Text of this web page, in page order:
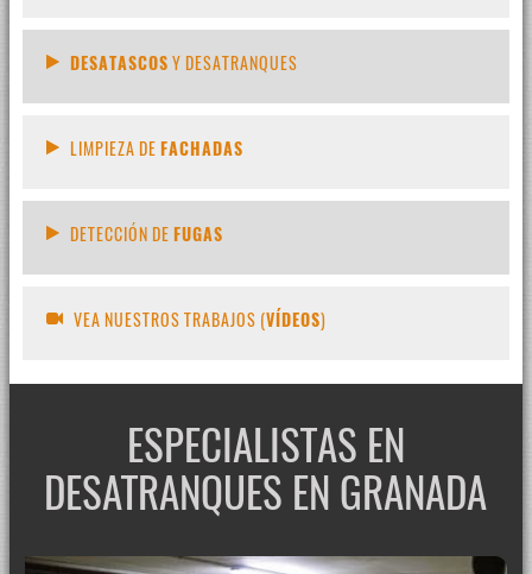
DESATASCOSY DESATRANQUES
LIMPIEZA DEFACHADAS
DETECCIÓN DEFUGAS
VEA NUESTROS TRABAJOS (VÍDEOS)
ESPECIALISTAS EN
DESATRANQUES EN GRANADA